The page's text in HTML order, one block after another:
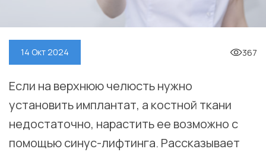
14 Окт 2024 367
Если на верхнюю челюсть нужно
установить имплантат, а костной ткани
недостаточно, нарастить ее возможно с
помощью синус-лифтинга. Рассказывает